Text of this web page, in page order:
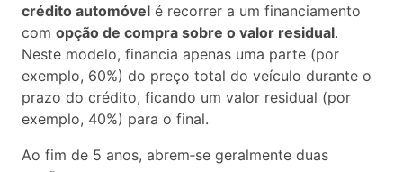
crédito automóvel é recorrer a um financiamento
com opção de compra sobre o valor residual.
Neste modelo, financia apenas uma parte (por
exemplo, 60%) do preço total do veículo durante o
prazo do crédito, ficando um valor residual (por
exemplo, 40%) para o final.
Ao fim de 5 anos, abrem‑se geralmente duas